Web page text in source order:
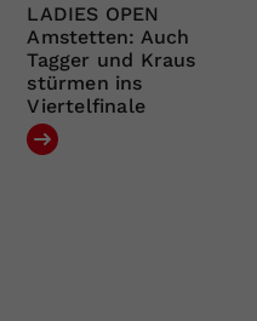
LADIES OPEN
Amstetten: Auch
Tagger und Kraus
stürmen ins
Viertelfinale